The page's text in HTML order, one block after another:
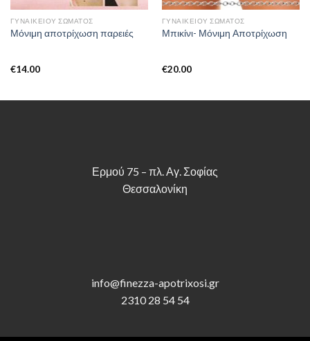
ΓΥΝΑΙΚΕΊΟΥ ΣΏΜΑΤΟΣ
Μόνιμη αποτρίχωση παρειές
€14.00
ΓΥΝΑΙΚΕΊΟΥ ΣΏΜΑΤΟΣ
Μπικίνι- Μόνιμη Αποτρίχωση
€20.00
Ερμού 75 – πλ. Αγ. Σοφίας
Θεσσαλονίκη
info@finezza-apotrixosi.gr
2310 28 54 54